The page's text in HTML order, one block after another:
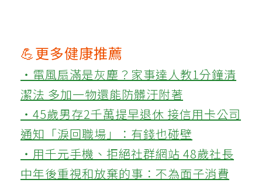
💪更多健康推薦
‧電風扇滿是灰塵？家事達人教1分鐘清
潔法 多加一物還能防髒汙附著
‧45歲男存2千萬提早退休 接信用卡公司
通知「淚回職場」：有錢也碰壁
‧用千元手機、拒絕社群網站 48歲社長
中年後重視和放棄的事：不為面子消費